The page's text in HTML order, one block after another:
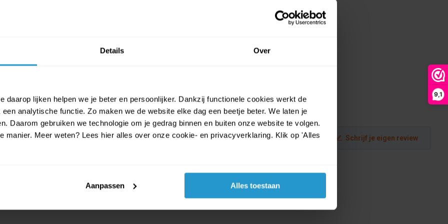
Details Over
daarop lijken helpen we je beter en persoonlijker. Dankzij functionele cookies werkt de
analytische functie. Zo maken we de website elke dag een beetje beter. We laten je
Daarom gebruiken we technologie om je gedrag binnen en buiten onze website te volgen.
manier. Meer weten? Lees hier alles over onze cookie- en privacyverklaring. Klik op 'Alles
Aanpassen Alles toestaan
9,1
verkrijgbaar bij
Schrijf je eigen review